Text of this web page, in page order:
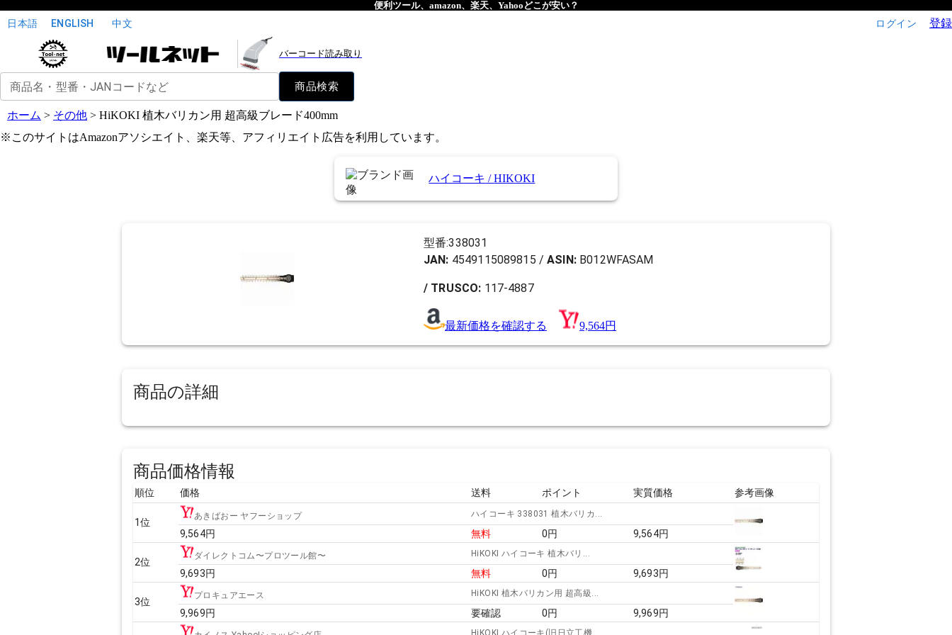
便利ツール、amazon、楽天、Yahooどこが安い？
日本語 ENGLISH 中文 ログイン 登録
バーコード読み取り
商品名・型番・JANコードなど 商品検索
ホーム > その他 > HiKOKI 植木バリカン用 超高級ブレード400mm
※このサイトはAmazonアソシエイト、楽天等、アフィリエイト広告を利用しています。
ハイコーキ /HIKOKI
型番:338031
JAN: 4549115089815 / ASIN: B012WFASAM
/ TRUSCO: 117-4887
最新価格を確認する 9,564円
商品の詳細
商品価格情報
順位 価格 送料 ポイント 実質価格 参考画像
1位
あきばおー ヤフーショップ ハイコーキ 338031 植木バリカ...
9,564円 無料 0円 9,564円
2位
ダイレクトコム〜プロツール館〜 HiKOKI ハイコーキ 植木バリ...
9,693円 無料 0円 9,693円
3位
プロキュアエース HiKOKI 植木バリカン用 超高級...
9,969円 要確認 0円 9,969円